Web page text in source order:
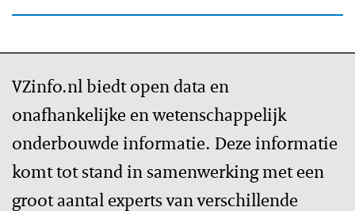
VZinfo.nl biedt open data en
onafhankelijke en wetenschappelijk
onderbouwde informatie. Deze informatie
komt tot stand in samenwerking met een
groot aantal experts van verschillende